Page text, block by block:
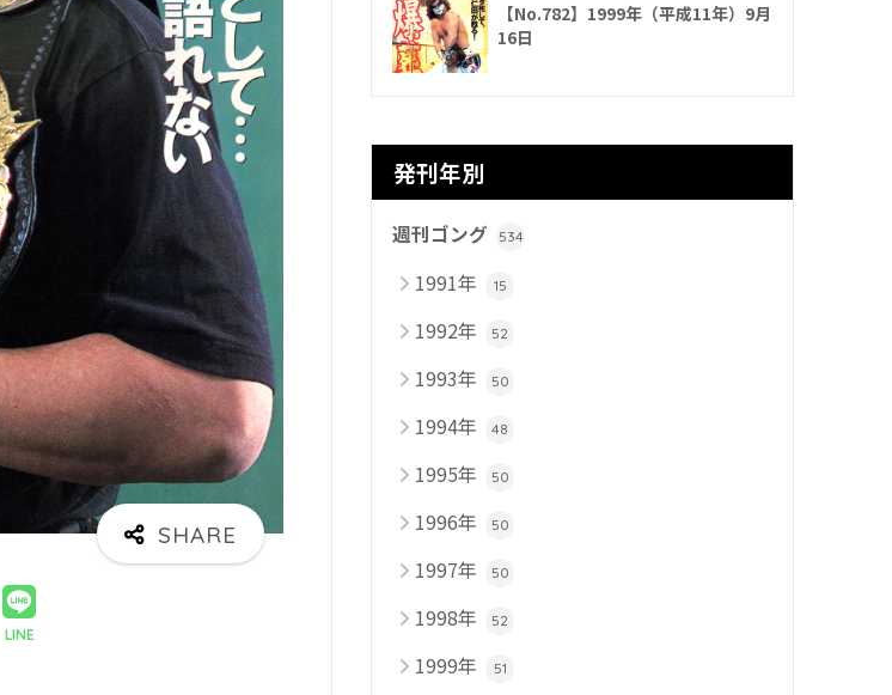
LINE
【No.782】1999年（平成11年）9月
16日
発刊年別
週刊ゴング 534
1991年 15
1992年 52
1993年 50
1994年 48
1995年 50
1996年 50
1997年 50
1998年 52
1999年 51